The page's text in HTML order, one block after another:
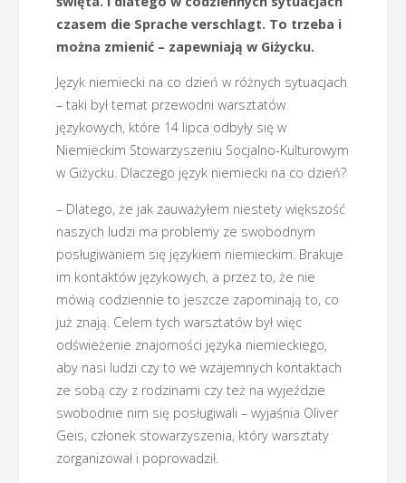
czasem die Sprache verschlagt. To trzeba i
można zmienić – zapewniają w Giżycku.
Język niemiecki na co dzień w różnych sytuacjach
– taki był temat przewodni warsztatów
językowych, które 14 lipca odbyły się w
Niemieckim Stowarzyszeniu Socjalno-Kulturowym
w Giżycku. Dlaczego język niemiecki na co dzień?
– Dlatego, że jak zauważyłem niestety większość
naszych ludzi ma problemy ze swobodnym
posługiwaniem się językiem niemieckim. Brakuje
im kontaktów językowych, a przez to, że nie
mówią codziennie to jeszcze zapominają to, co
już znają. Celem tych warsztatów był więc
odświeżenie znajomości języka niemieckiego,
aby nasi ludzi czy to we wzajemnych kontaktach
ze sobą czy z rodzinami czy też na wyjeździe
swobodnie nim się posługiwali – wyjaśnia Oliver
Geis, członek stowarzyszenia, który warsztaty
zorganizował i poprowadził.